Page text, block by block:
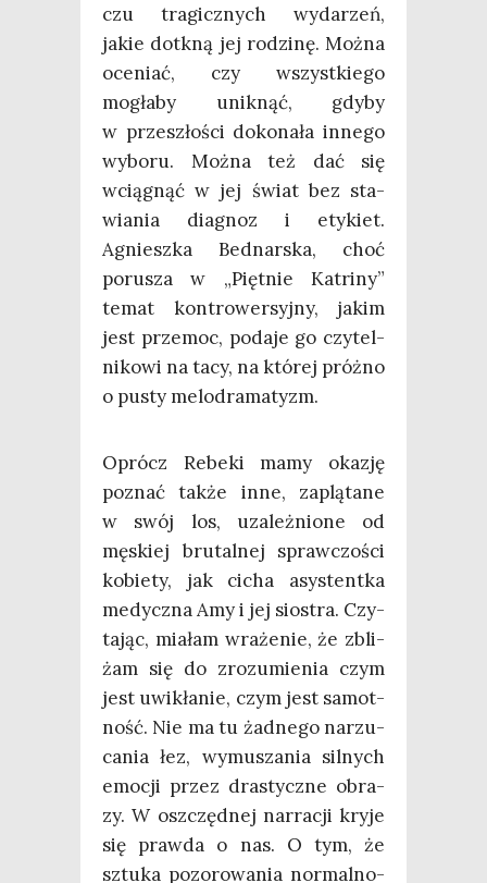
czu tra­gicz­nych wyda­rzeń,
jakie dotkną jej rodzi­nę. Moż­na
oce­niać, czy wszyst­kie­go
mogła­by unik­nąć, gdy­by
w prze­szło­ści doko­na­ła inne­go
wybo­ru. Moż­na też dać się
wcią­gnąć w jej świat bez sta­
wia­nia dia­gnoz i ety­kiet.
Agniesz­ka Bed­nar­ska, choć
poru­sza w „Pięt­nie Katri­ny”
temat kon­tro­wer­syj­ny, jakim
jest prze­moc, poda­je go czy­tel­
ni­ko­wi na tacy, na któ­rej próż­no
o pusty melodramatyzm.
Oprócz Rebe­ki mamy oka­zję
poznać tak­że inne, zaplą­ta­ne
w swój los, uza­leż­nio­ne od
męskiej bru­tal­nej spraw­czo­ści
kobie­ty, jak cicha asy­stent­ka
medycz­na Amy i jej sio­stra. Czy­
ta­jąc, mia­łam wra­że­nie, że zbli­
żam się do zro­zu­mie­nia czym
jest uwi­kła­nie, czym jest samot­
ność. Nie ma tu żad­ne­go narzu­
ca­nia łez, wymu­sza­nia sil­nych
emo­cji przez dra­stycz­ne obra­
zy. W oszczęd­nej nar­ra­cji kry­je
się praw­da o nas. O tym, że
sztu­ka pozo­ro­wa­nia nor­mal­no­